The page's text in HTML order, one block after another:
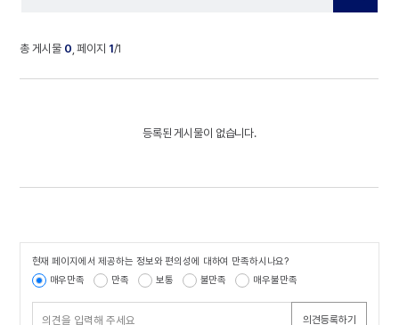
총 게시물 0 , 페이지 1/1
R
등록된 게시물이 없습니다.
콘텐츠 만족도 조사
현재 페이지에서 제공하는 정보와 편의성에 대하여 만족하시나요?
매우만족
만족 보통 불만족 매우불만족
의견등록하기